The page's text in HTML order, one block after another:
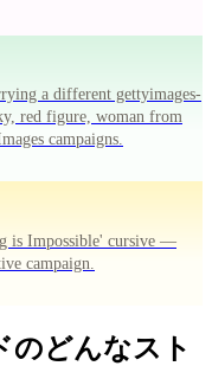
a different gettyimages-
red figure, woman from
campaigns.
is Impossible' cursive —
campaign.
のどんなスト